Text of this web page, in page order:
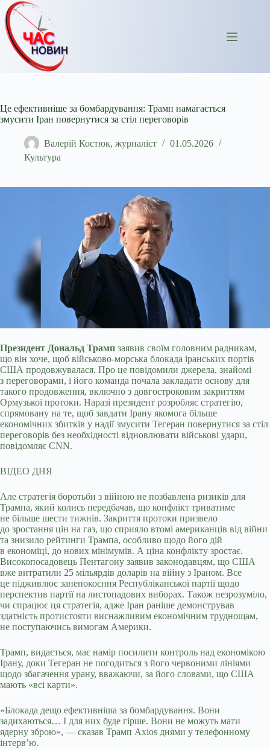
Перейти
до
вмісту
Це ефективніше за бомбардування: Трамп намагається
змусити Іран повернутися за стіл переговорів
Валерій Костюк, журналіст
01.05.2026
Культура
Президент Дональд Трамп заявив своїм головним радникам,
що він хоче, щоб військово-морська блокада іранських портів
США продовжувалася. Про це повідомили джерела, знайомі
з переговорами, і його команда почала закладати основу для
такого продовження, включно з довгостроковим закриттям
Ормузької протоки. Наразі президент розробляє стратегію,
спрямовану на те, щоб завдати Ірану якомога більше
економічних збитків у надії змусити Тегеран повернутися за стіл
переговорів без необхідності відновлювати військові удари,
повідомляє CNN.
ВІДЕО ДНЯ
Але стратегія боротьби з війною не позбавлена ризиків для
Трампа, який колись передбачав, що конфлікт триватиме
не більше шести тижнів. Закриття протоки призвело
до зростання цін на газ, що сприяло втомі американців від війни
та знизило рейтинги Трампа, особливо щодо його дій
в економіці, до нових мінімумів. А ціна конфлікту зростає.
Високопосадовець Пентагону заявив законодавцям, що США
вже витратили 25 мільярдів доларів на війну з Іраном. Все
це підживлює занепокоєння Республіканської партії щодо
перспектив партії на листопадових виборах. Також незрозуміло,
чи спрацює ця стратегія, адже Іран раніше демонстрував
здатність протистояти виснажливим економічним труднощам,
не поступаючись вимогам Америки.
Трамп, видається, має намір посилити контроль над економікою
Ірану, доки Тегеран не погодиться з його червоними лініями
щодо збагачення урану, вважаючи, за його словами, що США
мають «всі карти».
«Блокада дещо ефективніша за бомбардування. Вони
задихаються… І для них буде гірше. Вони не можуть мати
ядерну зброю», — сказав Трамп Axios днями у телефонному
інтерв’ю.